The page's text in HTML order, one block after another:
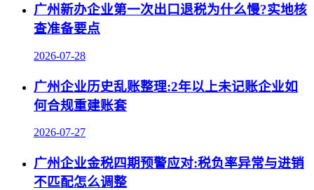
广州新办企业第一次出口退税为什么慢?实地核
查准备要点
2026-07-28
广州企业历史乱账整理:2年以上未记账企业如
何合规重建账套
2026-07-27
广州企业金税四期预警应对:税负率异常与进销
不匹配怎么调整